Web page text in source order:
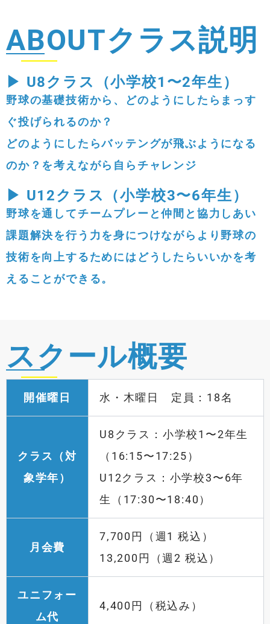
ABOUTクラス説明
▶ U8クラス（小学校1〜2年生）
野球の基礎技術から、どのようにしたらまっす
ぐ投げられるのか？
どのようにしたらバッテングが飛ぶようになる
のか？を考えながら自らチャレンジ
▶ U12クラス（小学校3〜6年生）
野球を通してチームプレーと仲間と協力しあい
課題解決を行う力を身につけながらより野球の
技術を向上するためにはどうしたらいいかを考
えることができる。
スクール概要
開催曜日 水・木曜日 定員：18名
クラス（対
象学年）
U8クラス：小学校1〜2年生
（16:15〜17:25）
U12クラス：小学校3〜6年
生（17:30〜18:40）
月会費
7,700円（週1 税込）
13,200円（週2 税込）
ユニフォー
ム代
4,400円（税込み）